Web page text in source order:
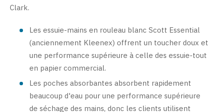
Clark.
Les essuie-mains en rouleau blanc Scott Essential
(anciennement Kleenex) offrent un toucher doux et
une performance supérieure à celle des essuie-tout
en papier commercial.
Les poches absorbantes absorbent rapidement
beaucoup d'eau pour une performance supérieure
de séchage des mains, donc les clients utilisent